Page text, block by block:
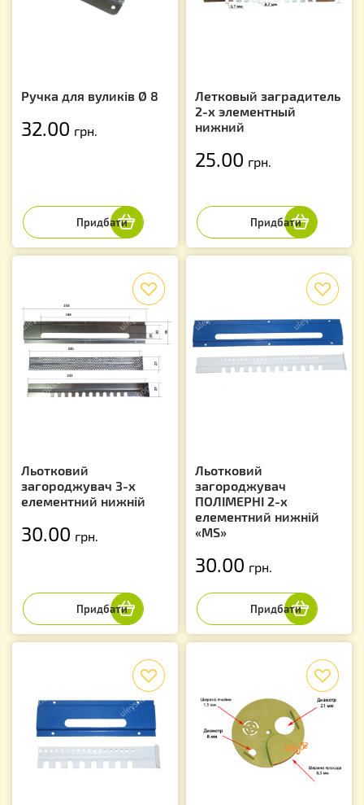
Ручка для вуликів Ø 8
32.00 грн.
Летковый заградитель
2-х элементный
нижний
25.00 грн.
Льотковий
загороджувач 3-х
елементний нижній
30.00 грн.
Льотковий
загороджувач
ПОЛІМЕРНІ 2-х
елементний нижній
«МS»
30.00 грн.